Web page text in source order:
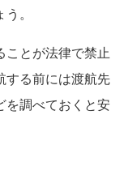
。
ことが法律で禁止
する前には渡航先
を調べておくと安